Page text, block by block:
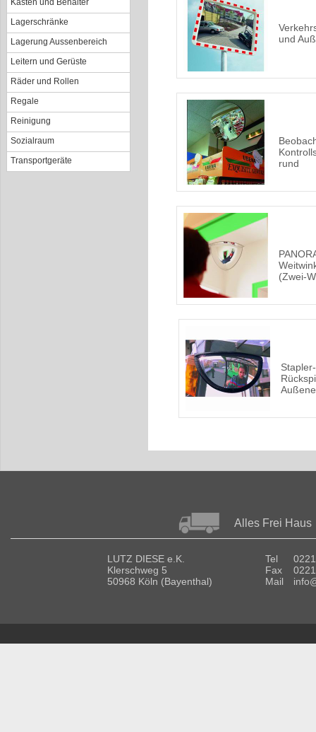
Kästen und Behälter
Lagerschränke
Lagerung Aussenbereich
Leitern und Gerüste
Räder und Rollen
Regale
Reinigung
Sozialraum
Transportgeräte
und
rund
(Zwei-
Alles Frei Haus
LUTZ DIESE e.K.
Klerschweg 5
50968 Köln (Bayenthal)
Tel
Fax
Mail